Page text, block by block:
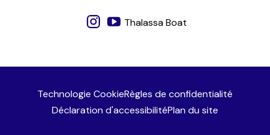
Thalassa Boat
Technologie CookieRègles de confidentialité
Déclaration d'accessibilitéPlan du site